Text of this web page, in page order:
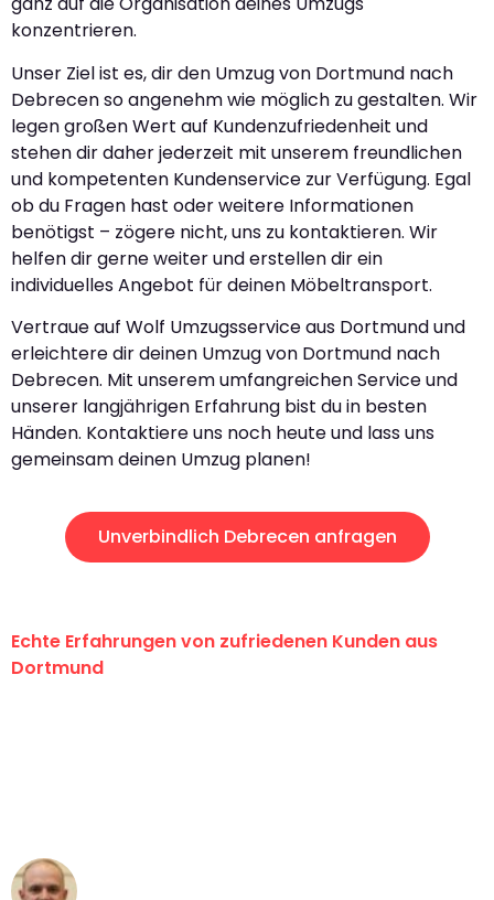
konzentrieren.
Unser Ziel ist es, dir den Umzug von Dortmund nach
Debrecen so angenehm wie möglich zu gestalten. Wir
legen großen Wert auf Kundenzufriedenheit und
stehen dir daher jederzeit mit unserem freundlichen
und kompetenten Kundenservice zur Verfügung. Egal
ob du Fragen hast oder weitere Informationen
benötigst – zögere nicht, uns zu kontaktieren. Wir
helfen dir gerne weiter und erstellen dir ein
individuelles Angebot für deinen Möbeltransport.
Vertraue auf Wolf Umzugsservice aus Dortmund und
erleichtere dir deinen Umzug von Dortmund nach
Debrecen. Mit unserem umfangreichen Service und
unserer langjährigen Erfahrung bist du in besten
Händen. Kontaktiere uns noch heute und lass uns
gemeinsam deinen Umzug planen!
Unverbindlich Debrecen anfragen
Echte Erfahrungen von zufriedenen Kunden aus
Dortmund